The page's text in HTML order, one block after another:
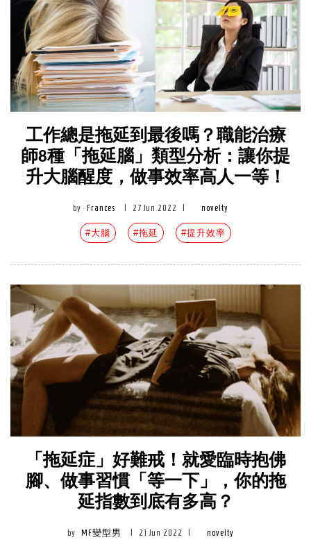
工作總是拖延到最後嗎？職能治療
師8種「拖延腦」類型分析：讓你提
升大腦醒度，做事效率高人一等！
by Frances 27 Jun 2022 novelty
#大腦 #拖延 #提升效率
「拖延症」好難戒！就愛臨時抱佛
腳、做事習慣「等一下」，你的拖
延指數到底有多高？
by MF變型男 21 Jun 2022 novelty